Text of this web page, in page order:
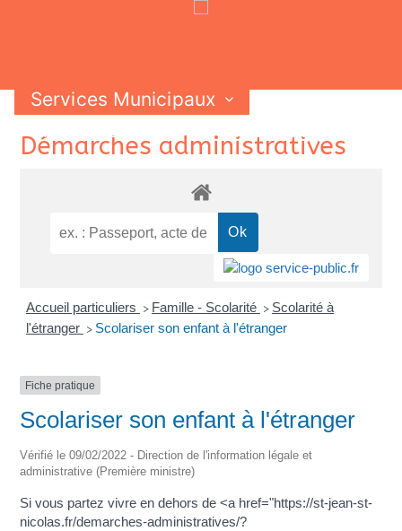
Services Municipaux
Vie Municipale
Vie Pratique
Contactez-nous
SkipDémarches administratives
Accueil particuliers > Famille - Scolarité > Scolarité à
l'étranger > Scolariser son enfant à l'étranger
Fiche pratique
Scolariser son enfant à l'étranger
Vérifié le 09/02/2022 - Direction de l'information légale et
administrative (Première ministre)
Si vous partez vivre en dehors de <a href="https://st-jean-st-
nicolas.fr/demarches-administratives/?